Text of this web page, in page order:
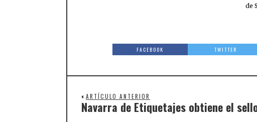
de
FACEBOOK TWITTER
ARTÍCULO ANTERIOR
Navarra de Etiquetajes obtiene el sello